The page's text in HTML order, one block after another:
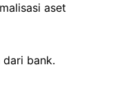
aset
bank.